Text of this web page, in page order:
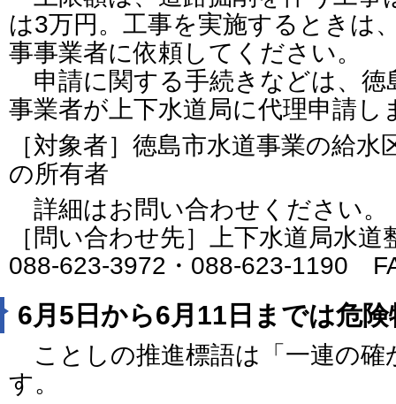
は3万円。工事を実施するときは
事事業者に依頼してください。
申請に関する手続きなどは、徳
事業者が上下水道局に代理申請し
［対象者］徳島市水道事業の給
の所有者
詳細はお問い合わせください。
［問い合わせ先］上下水道局水
088-623-3972・088-623-1190
6月5日から6月11日までは危
ことしの推進標語は「一連の確
す。